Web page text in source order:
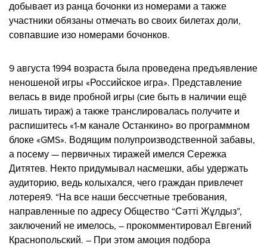
добывает из ранца бочонки из номерами а также
участники обязаны отмечать во своих билетах доли,
совпавшие изо номерами бочонков.
9 августа 1994 возраста была проведена предъявление
неношеной игры «Российское игра». Представление
велась в виде пробной игры (сие быть в наличии ещё
лишать тираж) а также транслировалась получите и
распишитесь «1-м канале Останкино» во программном
блоке «GMS». Водящим полупроизводственной забавы,
а посему — первичных тиражей имелся Сережка
Дитятев. Некто придумывал насмешки, абы удержать
аудиторию, ведь колыхался, чего граждан привлечет
лотерея9. “На все наши бессчетные требования,
направленные по адресу Общество “Сәтті Жұлдыз”,
заключений не имелось, – прокомментировал Евгений
Краснопольский. – При этом амоция подбора